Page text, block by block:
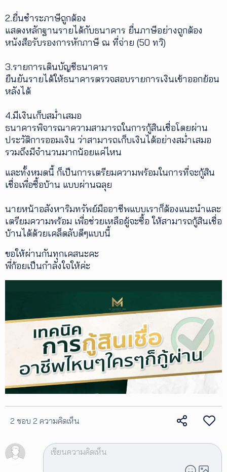
2.ยื่นชำระภาษีถูกต้อง
แสดงหลักฐานรายได้กับธนาคาร ยื่นภาษีอย่างถูกต้อง
หนังสือรับรองการหักภาษี ณ ที่จ่าย (50 ทวิ)
3.รายการเดินบัญชีธนาคาร
ยืนยันรายได้ให้ธนาคารตรวจสอบรายการเงินเข้าออกย้อน
หลังได้
4.มีเงินเก็บสม่ำเสมอ
ธนาคารพิจารณาความสามารถในการกู้สินเชื่อโดยผ่าน
ประวัติการออมเงิน ว่าสามารถเก็บเงินได้อย่างสม่ำเสมอ
รวมถึงมีจำนวนมากน้อยแค่ไหน
และทั้งหมดนี้ ก็เป็นการเตรียมความพร้อมในการที่จะกู้สิน
เชื่อเพื่อซื้อบ้าน แบบผ่านฉลุย
นายหน้าอสังหาริมทรัพย์มืออาชีพแบบเราก็ต้องแนะนำและ
เตรียมความพร้อม เพื่อช่วยเหลือผู้จะซื้อ ให้สามารถกู้สินเชื่อ
บ้านได้ด้วยเคล็ดลับดีๆแบบนี้
ขอให้ผ่านกันทุกเคสนะคะ
พี่ก้อยเป็นกำลังใจให้ค่ะ
2 ชอบ 2 ความคิดเห็น